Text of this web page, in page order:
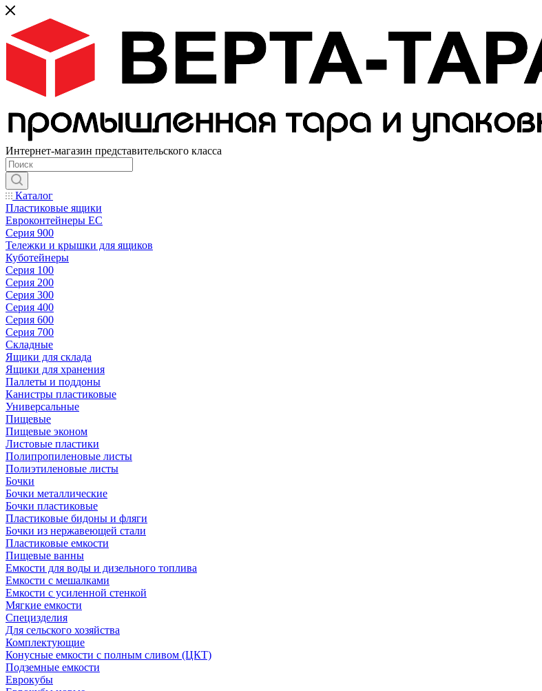
Интернет-магазин представительского класса
Каталог
Пластиковые ящики
Евроконтейнеры ЕС
Серия 900
Тележки и крышки для ящиков
Куботейнеры
Серия 100
Серия 200
Серия 300
Серия 400
Серия 600
Серия 700
Складные
Ящики для склада
Ящики для хранения
Паллеты и поддоны
Канистры пластиковые
Универсальные
Пищевые
Пищевые эконом
Листовые пластики
Полипропиленовые листы
Полиэтиленовые листы
Бочки
Бочки металлические
Бочки пластиковые
Пластиковые бидоны и фляги
Бочки из нержавеющей стали
Пластиковые емкости
Пищевые ванны
Емкости для воды и дизельного топлива
Емкости с мешалками
Емкости с усиленной стенкой
Мягкие емкости
Специзделия
Для сельского хозяйства
Комплектующие
Конусные емкости с полным сливом (ЦКТ)
Подземные емкости
Еврокубы